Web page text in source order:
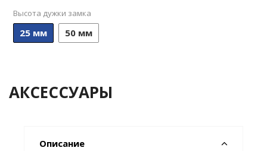
Высота дужки замка
25 мм 50 мм
АКСЕССУАРЫ
Описание